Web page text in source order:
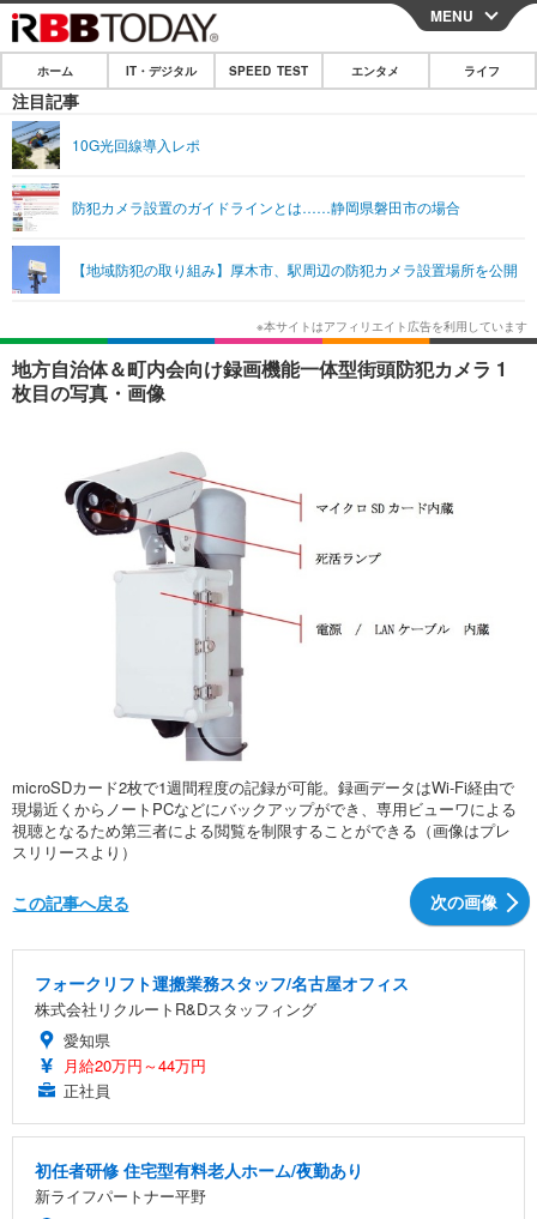
CLOSE
ホーム
IT・デジタル
ショッピング その他
SPEED TEST
エンタメ
エンタメTOP 映画・ドラマ
韓国・芸能
音楽 スポーツ
ショッピング
ライフ
ライフTOP グルメ
ペット ショッピング
リリース一覧
プッシュ通知の停止方法
MENU
ホーム IT・デジタル SPEED TEST エンタメ ライフ
注目記事
10G光回線導入レポ
防犯カメラ設置のガイドラインとは……静岡県磐田市の場合
【地域防犯の取り組み】厚木市、駅周辺の防犯カメラ設置場所を公開
地方自治体＆町内会向け録画機能一体型街頭防犯カメラ 1
枚目の写真・画像
microSDカード2枚で1週間程度の記録が可能。録画データはWi-Fi経由で
現場近くからノートPCなどにバックアップができ、専用ビューワによる
視聴となるため第三者による閲覧を制限することができる（画像はプレ
スリリースより）
次の画像
この記事へ戻る
フォークリフト運搬業務スタッフ/名古屋オフィス
株式会社リクルートR&Dスタッフィング
愛知県
月給20万円～44万円
正社員
初任者研修 住宅型有料老人ホーム/夜勤あり
新ライフパートナー平野